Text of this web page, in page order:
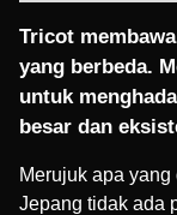
Tricot
yang berbeda.
untuk
besar dan
Merujuk apa yang
Jepang tidak ada